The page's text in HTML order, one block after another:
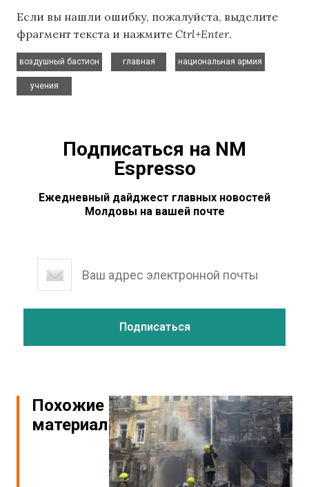
Если вы нашли ошибку, пожалуйста, выделите
фрагмент текста и нажмите Ctrl+Enter.
воздушный бастион
главная
национальная армия
учения
Подписаться на NM
Espresso
Ежедневный дайджест главных новостей
Молдовы на вашей почте
Похожие
материалы